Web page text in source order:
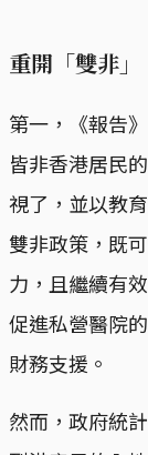
重開「雙非
第一，《報告
皆非香港居民
視了，並以教
雙非政策，既
力，且繼續有
促進私營醫院
財務支援。
然而，政府統